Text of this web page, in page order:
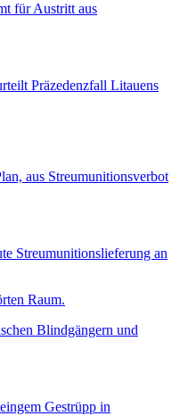
für Austritt aus
Präzedenzfall Litauens
aus Streumunitionsverbot
Streumunitionslieferung an
Blindgängern und